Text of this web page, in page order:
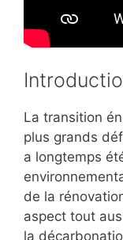
La transition
plus grands
a longtemps
de la
aspect tout
la